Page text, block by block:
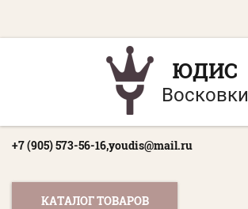
ЮДИС
Восковки
+7 (905) 573-56-16,youdis@mail.ru
КАТАЛОГ ТОВАРОВ